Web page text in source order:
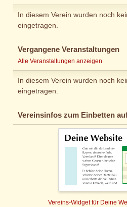
In diesem Verein wurden noch
eingetragen.
Vergangene Veranstaltungen
Alle Veranstaltungen anzeigen
In diesem Verein wurden noch
eingetragen.
Vereinsinfos zum Einbetten
Vereins-Widget für Deine